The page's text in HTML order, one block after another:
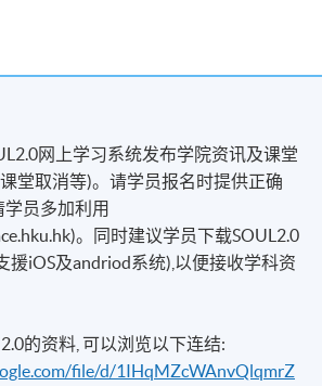
网上学习系统发布学院资讯及课堂
堂取消等)。请学员报名时提供正确
员多加利用
。同时建议学员下载SOUL2.0
援iOS及andriod系统),以便接收学科资
的资料, 可以浏览以下连结:
file/d/1IHqMZcWAnvQlqmrZ